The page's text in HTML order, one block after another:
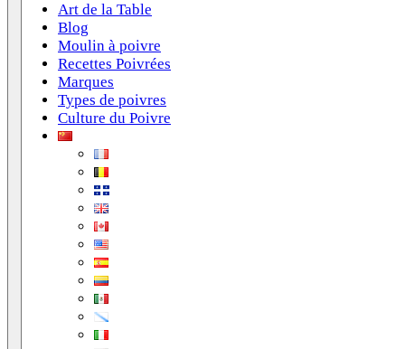
Art de la Table
Blog
Moulin à poivre
Recettes Poivrées
Marques
Types de poivres
Culture du Poivre